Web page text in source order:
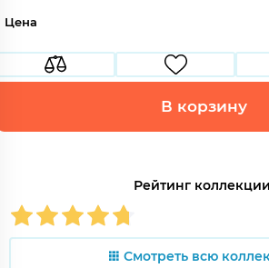
Цена
В корзину
Рейтинг
Смотреть всю